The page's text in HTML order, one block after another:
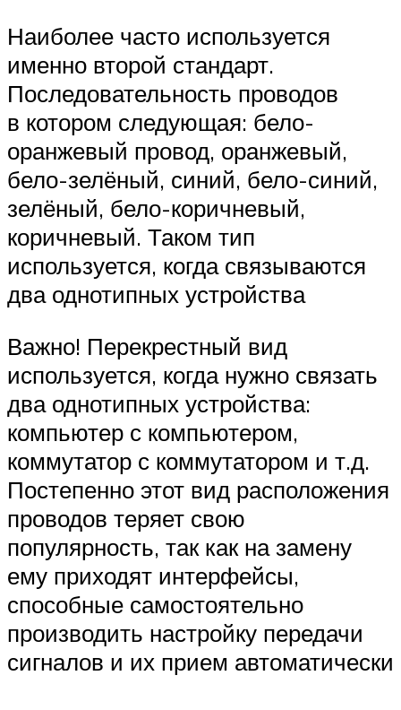
Наиболее часто используется
именно второй стандарт.
Последовательность проводов
в котором следующая: бело-
оранжевый провод, оранжевый,
бело-зелёный, синий, бело-синий,
зелёный, бело-коричневый,
коричневый. Таком тип
используется, когда связываются
два однотипных устройства
Важно! Перекрестный вид
используется, когда нужно связать
два однотипных устройства:
компьютер с компьютером,
коммутатор с коммутатором и т.д.
Постепенно этот вид расположения
проводов теряет свою
популярность, так как на замену
ему приходят интерфейсы,
способные самостоятельно
производить настройку передачи
сигналов и их прием автоматически